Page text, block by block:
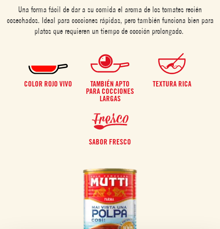
Una forma fácil de dar a su comida el aroma de los tomates recién
cosechados. Ideal para cocciones rápidas, pero también funciona bien para
platos que requieren un tiempo de cocción prolongado.
COLOR ROJO VIVO
TAMBIÉN APTO
PARA COCCIONES
LARGAS
TEXTURA RICA
SABOR FRESCO